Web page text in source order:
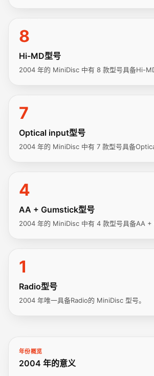
8
Hi-MD型号
2004 年的 MiniDisc 中有 8 款型号具备Hi-MD
7
Optical input型号
2004 年的 MiniDisc 中有 7 款型号具备
4
AA + Gumstick型号
2004 年的 MiniDisc 中有 4 款型号具备AA +
1
Radio型号
2004 年唯一具备Radio的 MiniDisc 型号。
年份概览
2004 年的意义